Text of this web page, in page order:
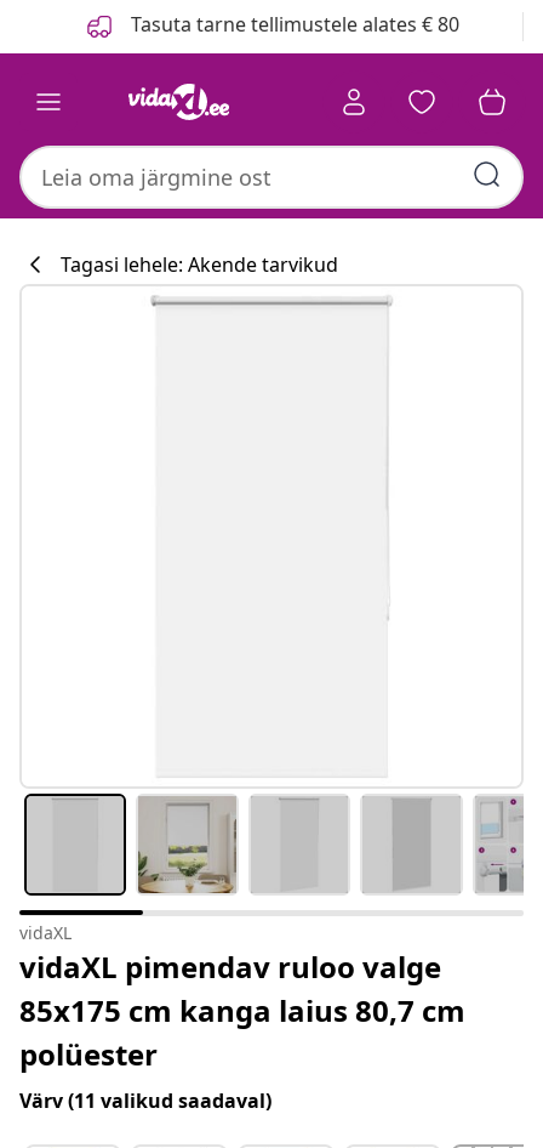
Tasuta tarne tellimustele alates € 80
Tagasi lehele: Akende tarvikud
vidaXL
vidaXL pimendav ruloo valge
85x175 cm kanga laius 80,7 cm
polüester
Värv(11 valikud saadaval)